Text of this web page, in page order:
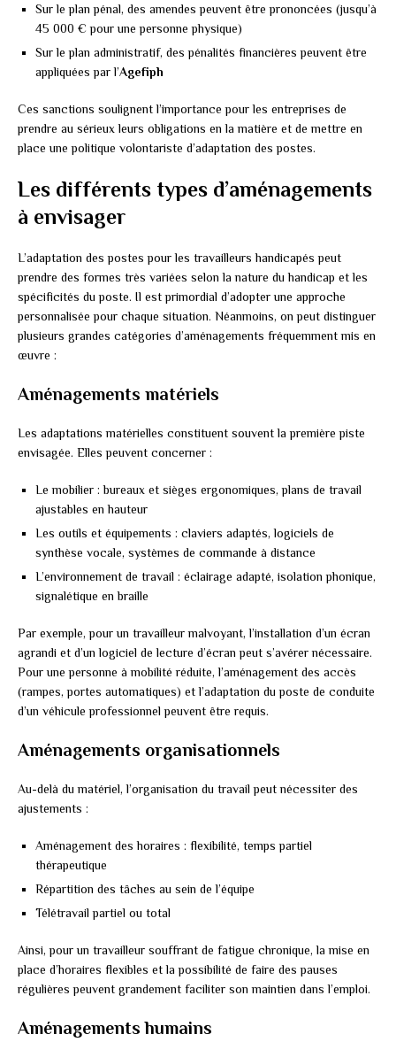
Sur le plan pénal, des amendes peuvent être prononcées (jusqu’à
45 000 € pour une personne physique)
Sur le plan administratif, des pénalités financières peuvent être
appliquées par l’Agefiph
Ces sanctions soulignent l’importance pour les entreprises de
prendre au sérieux leurs obligations en la matière et de mettre en
place une politique volontariste d’adaptation des postes.
Les différents types d’aménagements
à envisager
L’adaptation des postes pour les travailleurs handicapés peut
prendre des formes très variées selon la nature du handicap et les
spécificités du poste. Il est primordial d’adopter une approche
personnalisée pour chaque situation. Néanmoins, on peut distinguer
plusieurs grandes catégories d’aménagements fréquemment mis en
œuvre :
Aménagements matériels
Les adaptations matérielles constituent souvent la première piste
envisagée. Elles peuvent concerner :
Le mobilier : bureaux et sièges ergonomiques, plans de travail
ajustables en hauteur
Les outils et équipements : claviers adaptés, logiciels de
synthèse vocale, systèmes de commande à distance
L’environnement de travail : éclairage adapté, isolation phonique,
signalétique en braille
Par exemple, pour un travailleur malvoyant, l’installation d’un écran
agrandi et d’un logiciel de lecture d’écran peut s’avérer nécessaire.
Pour une personne à mobilité réduite, l’aménagement des accès
(rampes, portes automatiques) et l’adaptation du poste de conduite
d’un véhicule professionnel peuvent être requis.
Aménagements organisationnels
Au-delà du matériel, l’organisation du travail peut nécessiter des
ajustements :
Aménagement des horaires : flexibilité, temps partiel
thérapeutique
Répartition des tâches au sein de l’équipe
Télétravail partiel ou total
Ainsi, pour un travailleur souffrant de fatigue chronique, la mise en
place d’horaires flexibles et la possibilité de faire des pauses
régulières peuvent grandement faciliter son maintien dans l’emploi.
Aménagements humains